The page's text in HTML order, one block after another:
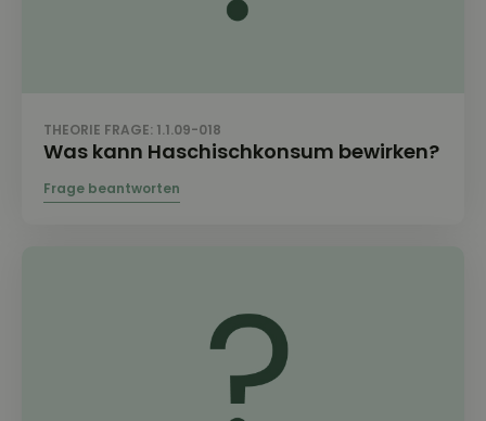
THEORIE FRAGE: 1.1.09-018
Was kann Haschischkonsum bewirken?